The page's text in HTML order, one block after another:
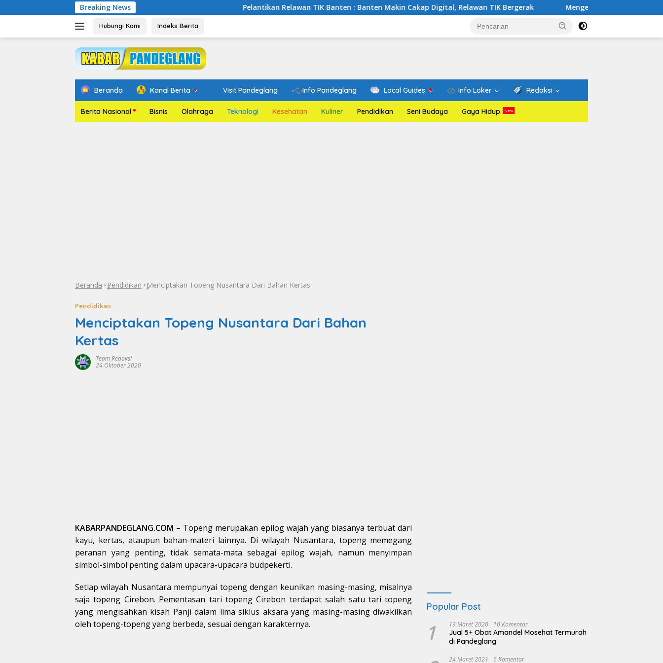
ke
Breaking News Pelantikan Relawan TIK Banten : Banten Makin Cakap Digital, Relawan TIK Bergerak Mengenal Website Resmi PAFI: Wadah
Hubungi Kami Indeks Berita
Beranda Kanal Berita Visit Pandeglang Info Pandeglang Local Guides Info Loker Redaksi
Berita Nasional Bisnis Olahraga Teknologi Kesehatan Kuliner Pendidikan Seni Budaya Gaya Hidup
Beranda »Pendidikan »Menciptakan Topeng Nusantara Dari Bahan Kertas
Pendidikan
Menciptakan Topeng Nusantara Dari Bahan
Kertas
Team Redaksi
24 Oktober 2020
KABARPANDEGLANG.COM – Topeng merupakan epilog wajah yang biasanya terbuat dari
kayu, kertas, ataupun bahan-materi lainnya. Di wilayah Nusantara, topeng memegang
peranan yang penting, tidak semata-mata sebagai epilog wajah, namun menyimpan
simbol-simbol penting dalam upacara-upacara budpekerti.
Setiap wilayah Nusantara mempunyai topeng dengan keunikan masing-masing, misalnya
saja topeng Cirebon. Pementasan tari topeng Cirebon terdapat salah satu tari topeng
yang mengisahkan kisah Panji dalam lima siklus aksara yang masing-masing diwakilkan
oleh topeng-topeng yang berbeda, sesuai dengan karakternya.
Popular Post
1 19 Maret 2020 10 Komentar
Jual 5+ Obat Amandel Mosehat Termurah
di Pandeglang
24 Maret 2021 6 Komentar